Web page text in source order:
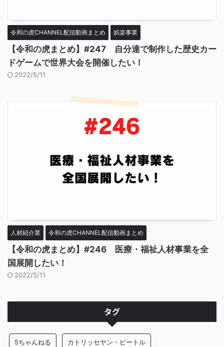
令和の虎CHANNEL配信動画まとめ 娯楽事業
【令和の虎まとめ】#247 自分達で制作した歴史カー
ドゲームで世界大会を開催したい！
2022/5/11
人材紹介業 令和の虎CHANNEL配信動画まとめ
【令和の虎まとめ】#246 医療・福祉人材事業を全
国展開したい！
2022/5/11
タグ
5ちゃんねる カトリッセヤン・ピートル